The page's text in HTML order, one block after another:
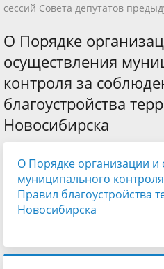
сессий Совета депутатов
О Порядке
осуществления
контроля за
благоустройства
Новосибирска
О Порядке организации и
муниципального
Правил благоустройства
Новосибирска